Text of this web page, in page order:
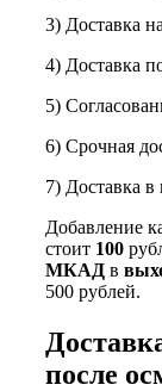
3) Доставка
4) Доставка
5)
6) Срочная
7) Доставка
Добавление
стоит 100
МКАД в
500 рублей.
после